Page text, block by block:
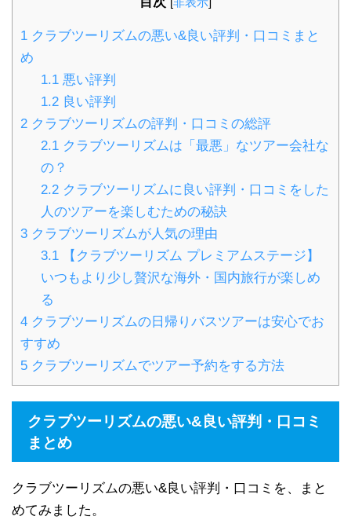
1 クラブツーリズムの悪い&良い評判・口コミまと
め
1.1悪い評判
1.2良い評判
2 クラブツーリズムの評判・口コミの総評
2.1クラブツーリズムは「最悪」なツアー会社な
の？
2.2クラブツーリズムに良い評判・口コミをした
人のツアーを楽しむための秘訣
3 クラブツーリズムが人気の理由
3.1【クラブツーリズム プレミアムステージ】
いつもより少し贅沢な海外・国内旅行が楽しめ
る
4 クラブツーリズムの日帰りバスツアーは安心でお
すすめ
5 クラブツーリズムでツアー予約をする方法
クラブツーリズムの悪い&良い評判・口コミ
まとめ
クラブツーリズムの悪い&良い評判・口コミを、まと
めてみました。